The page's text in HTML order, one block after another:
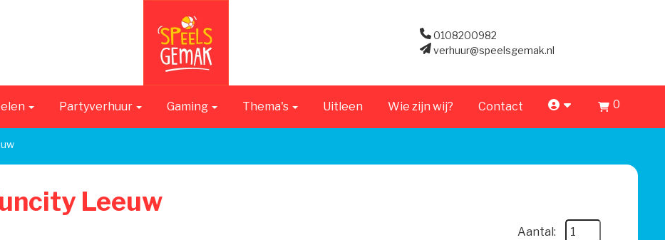
0108200982
verhuur@speelsgemak.nl
Partyverhuur Gaming Thema's Uitleen Wie zijn wij? Contact account 0
Leeuw
Aantal: